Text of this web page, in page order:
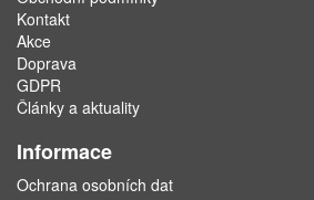
Kontakt
Akce
Doprava
GDPR
Články a aktuality
Informace
Ochrana osobních dat